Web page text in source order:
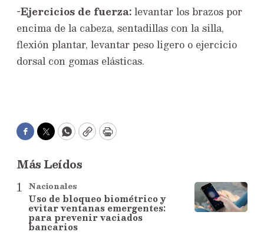
-Ejercicios de fuerza:levantar los brazos por
encima de la cabeza, sentadillas con la silla,
flexión plantar, levantar peso ligero o ejercicio
dorsal con gomas elásticas.
Facebook
TwitterWhatsApp
CopyPrint
Más Leídos
Nacionales
Uso de bloqueo biométrico y
evitar ventanas emergentes:
para prevenir vaciados
bancarios